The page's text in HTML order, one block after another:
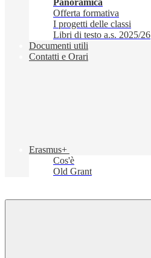
Panoramica
Offerta formativa
I progetti delle classi
Libri di testo a.s. 2025/26
Documenti utili
Contatti e Orari
Erasmus+
Cos'è
Old Grant